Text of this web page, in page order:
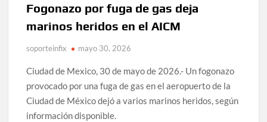
Fogonazo por fuga de gas deja
marinos heridos en el AICM
soporteinfix mayo 30, 2026
Ciudad de Mexico, 30 de mayo de 2026.- Un fogonazo
provocado por una fuga de gas en el aeropuerto de la
Ciudad de México dejó a varios marinos heridos, según
información disponible.